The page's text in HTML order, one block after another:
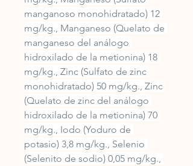
manganoso monohidratado) 12
mg/kg., Manganeso (Quelato de
manganeso del análogo
hidroxilado de la metionina) 18
mg/kg., Zinc (Sulfato de zinc
monohidratado) 50 mg/kg., Zinc
(Quelato de zinc del análogo
hidroxilado de la metionina) 70
mg/kg., Iodo (Yoduro de
potasio) 3,8 mg/kg., Selenio
(Selenito de sodio) 0,05 mg/kg.,